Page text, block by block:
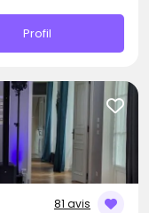
Profil
81 avis